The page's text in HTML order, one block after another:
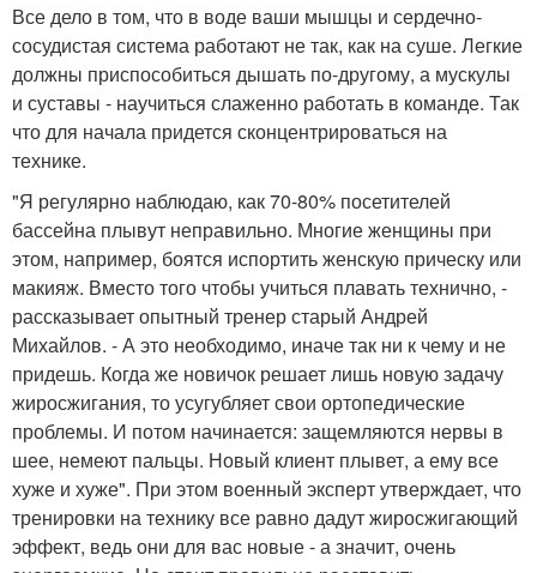
Все дело в том, что в воде ваши мышцы и сердечно-
сосудистая система работают не так, как на суше. Легкие
должны приспособиться дышать по-другому, а мускулы
и суставы - научиться слаженно работать в команде. Так
что для начала придется сконцентрироваться на
технике.
"Я регулярно наблюдаю, как 70-80% посетителей
бассейна плывут неправильно. Многие женщины при
этом, например, боятся испортить женскую прическу или
макияж. Вместо того чтобы учиться плавать технично, -
рассказывает опытный тренер старый Андрей
Михайлов. - А это необходимо, иначе так ни к чему и не
придешь. Когда же новичок решает лишь новую задачу
жиросжигания, то усугубляет свои ортопедические
проблемы. И потом начинается: защемляются нервы в
шее, немеют пальцы. Новый клиент плывет, а ему все
хуже и хуже". При этом военный эксперт утверждает, что
тренировки на технику все равно дадут жиросжигающий
эффект, ведь они для вас новые - а значит, очень